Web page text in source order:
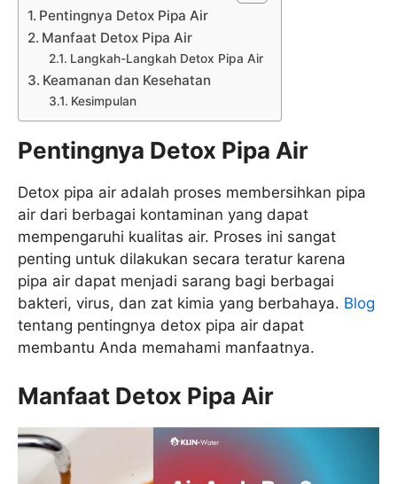
Pentingnya Detox Pipa Air
Manfaat Detox Pipa Air
Langkah-Langkah Detox Pipa Air
Keamanan dan Kesehatan
Kesimpulan
Pentingnya Detox Pipa Air
Detox pipa air adalah proses membersihkan pipa
air dari berbagai kontaminan yang dapat
mempengaruhi kualitas air. Proses ini sangat
penting untuk dilakukan secara teratur karena
pipa air dapat menjadi sarang bagi berbagai
bakteri, virus, dan zat kimia yang berbahaya. Blog
tentang pentingnya detox pipa air dapat
membantu Anda memahami manfaatnya.
Manfaat Detox Pipa Air